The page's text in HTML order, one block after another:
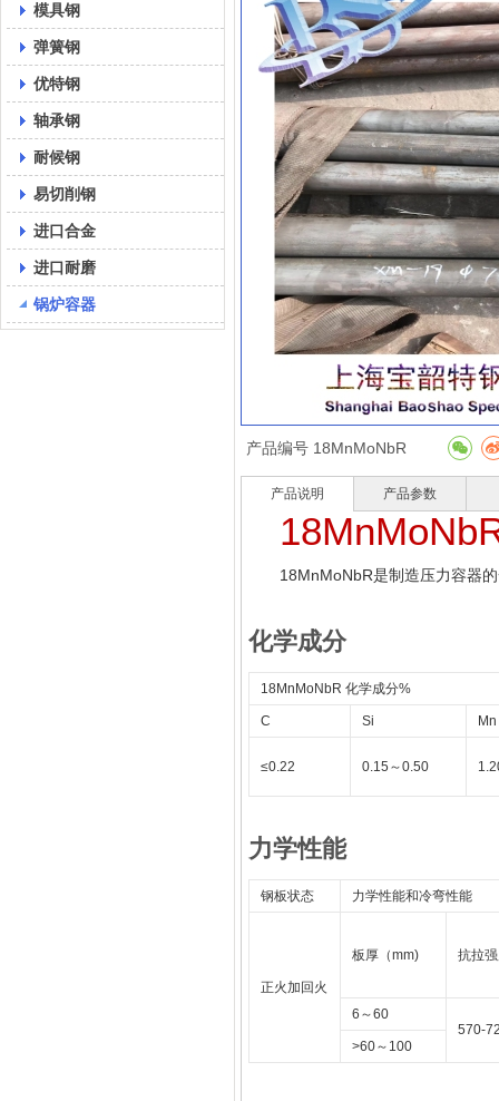
模具钢
弹簧钢
优特钢
轴承钢
耐候钢
易切削钢
进口合金
进口耐磨
锅炉容器
产品编号 18MnMoNbR
产品说明 产品参数
18MnMoNbR是制造压力容器
化学成分
18MnMoNbR 化学成分%
C Si Mn
≤0.22 0.15 ～0.50
力学性能
钢板状态 力学性能和冷弯性能
正火加回火
板厚（mm) 抗拉
6 ～60
570-
>60～ 100